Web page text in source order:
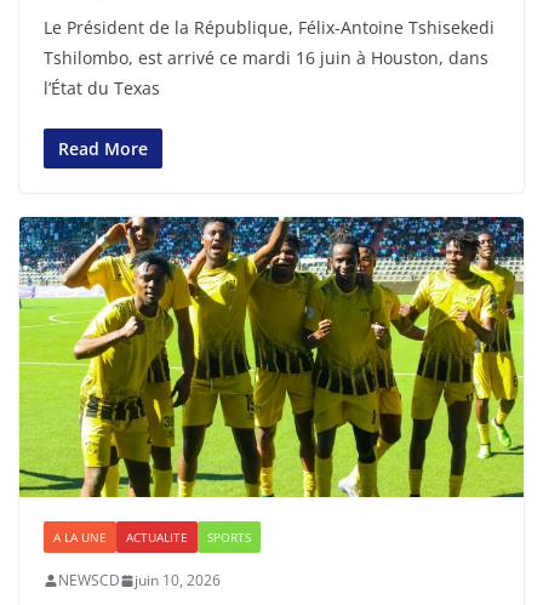
Le Président de la République, Félix-Antoine Tshisekedi
Tshilombo, est arrivé ce mardi 16 juin à Houston, dans
l’État du Texas
Read More
A LA UNE ACTUALITE SPORTS
NEWSCD juin 10, 2026